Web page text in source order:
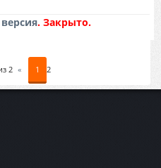
. Закрыто.
2 « 1 2